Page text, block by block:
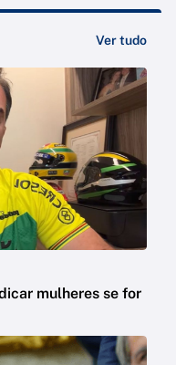
Ver tudo
mulheres se for